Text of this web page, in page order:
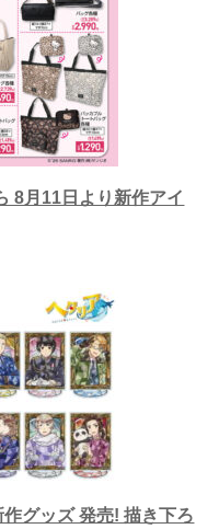
8月11日より新作アイ
グッズ 発売! 描き下ろ